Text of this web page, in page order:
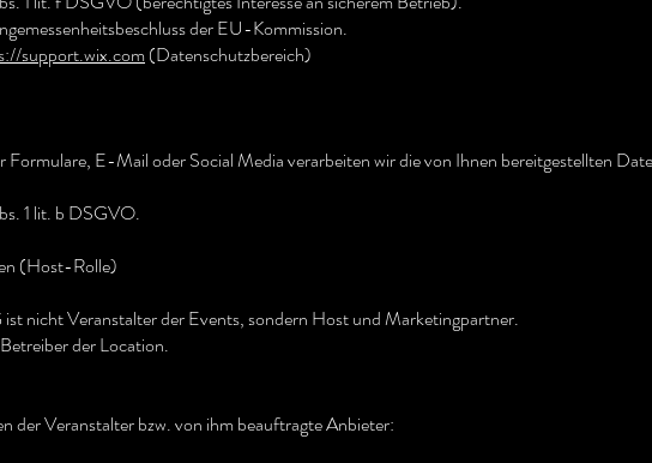
der EU-Kommission.
support.wix.com (Datenschutzbereich)
Formulare, E-Mail oder Social Media verarbeiten wir die von Ihnen bereitgestellten
1 lit. b DSGVO.
(Host-Rolle)
nicht Veranstalter der Events, sondern Host und Marketingpartner.
der Location.
der Veranstalter bzw. von ihm beauftragte Anbieter: